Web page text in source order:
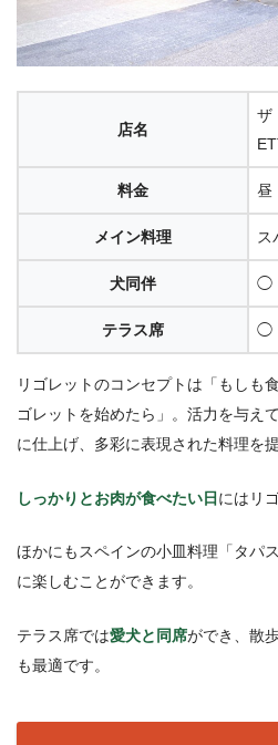
店名
ザ
料金 昼
メイン料理 ス
犬同伴 ◯
テラス席 ◯
リゴレットのコンセプトは「もしも
ゴレットを始めたら」。活力を与え
に仕上げ、多彩に表現された料理を
しっかりとお肉が食べたい日 にはリ
ほかにもスペインの小皿料理「タパ
に楽しむことができます。
テラス席では愛犬と同席ができ、散
も最適です。